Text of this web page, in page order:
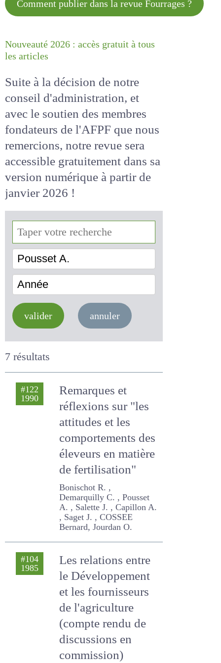
Comment publier dans la revue
Nouveauté 2026 : accès gratuit à
Suite à la décision de notre
conseil d'administration, et
avec le soutien des membres
fondateurs de l'AFPF que nous
remercions, notre revue sera
accessiblegratuitementdans
sa version numérique
de janvier 2026 !
Pousset A.
valider annuler
7 résultats
#122
Remarques et
réflexions sur "les
attitudes et les
comportements
des éleveurs en
matière de
fertilisation"
Bonischot R. , Demarquilly
C. , Pousset A. , Salette J. ,
O.
Les relations entre
le Développement
et les fournisseurs
de l'agriculture
(compte rendu de